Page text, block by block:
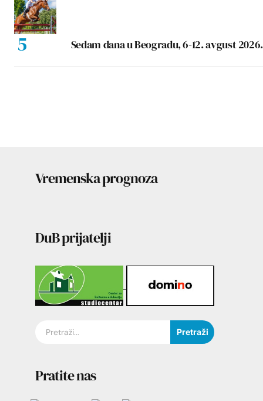
Sedam dana u Beogradu, 6-12. avgust 2026.
Vremenska prognoza
DuB prijatelji
Pretraži
Pratite nas